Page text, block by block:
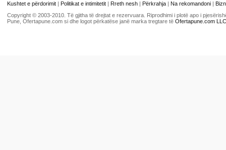
Kushtet e përdorimit | Politikat e intimitetit | Rreth nesh | Përkrahja | Na rekomandoni |
Copyright © 2003-2010. Të gjitha të drejtat e rezervuara. Riprodhimi i plotë apo i
Pune, Ofertapune.com si dhe logot përkatëse janë marka tregtare të Ofertapune.com LLC